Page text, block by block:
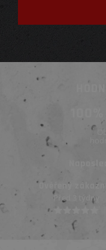
Ověřený
Před 3 týdny